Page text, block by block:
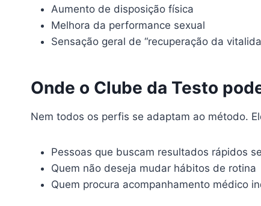
Aumento de disposição física
Melhora da performance sexual
Sensação geral de “recuperação da
Onde o Clube da Testo
Nem todos os perfis se adaptam ao método.
Pessoas que buscam resultados rápidos
Quem não deseja mudar hábitos de rotina
Quem procura acompanhamento médico